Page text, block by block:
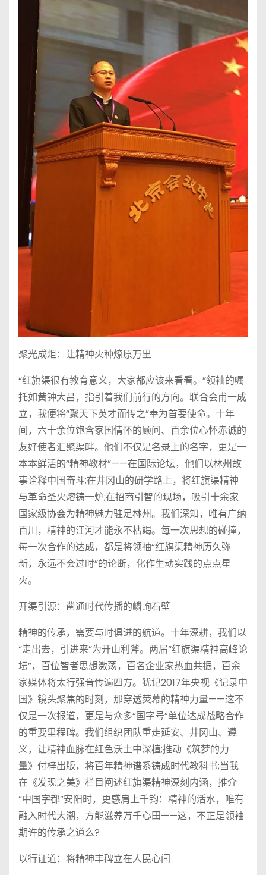
聚光成炬：让精神火种燎原万里
“红旗渠很有教育意义，大家都应该来看看。”领袖的嘱
托如黄钟大吕，指引着我们前行的方向。联合会甫一成
立，我便将“聚天下英才而传之”奉为首要使命。十年
间，六十余位饱含家国情怀的顾问、百余位心怀赤诚的
友好使者汇聚渠畔。他们不仅是名录上的名字，更是一
本本鲜活的“精神教材”——在国际论坛，他们以林州故
事诠释中国奋斗;在井冈山的研学路上，将红旗渠精神
与革命圣火熔铸一炉;在招商引智的现场，吸引十余家
国家级协会为精神魅力驻足林州。我们深知，唯有广纳
百川，精神的江河才能永不枯竭。每一次思想的碰撞，
每一次合作的达成，都是将领袖“红旗渠精神历久弥
新，永远不会过时”的论断，化作生动实践的点点星
火。
开渠引源：凿通时代传播的嶙峋石壁
精神的传承，需要与时俱进的航道。十年深耕，我们以
“走出去，引进来”为开山利斧。两届“红旗渠精神高峰论
坛”，百位智者思想激荡，百名企业家热血共振，百余
家媒体将太行强音传遍四方。犹记2017年央视《记录中
国》镜头聚焦的时刻，那穿透荧幕的精神力量——这不
仅是一次报道，更是与众多“国字号”单位达成战略合作
的重要里程碑。我们组织团队重走延安、井冈山、遵
义，让精神血脉在红色沃土中深植;推动《筑梦的力
量》付梓出版，将百年精神谱系铸成时代教科书;当我
在《发现之美》栏目阐述红旗渠精神深刻内涵，推介
“中国字都”安阳时，更感肩上千钧：精神的活水，唯有
融入时代大潮，方能滋养万千心田——这，不正是领袖
期许的传承之道么?
以行证道：将精神丰碑立在人民心间